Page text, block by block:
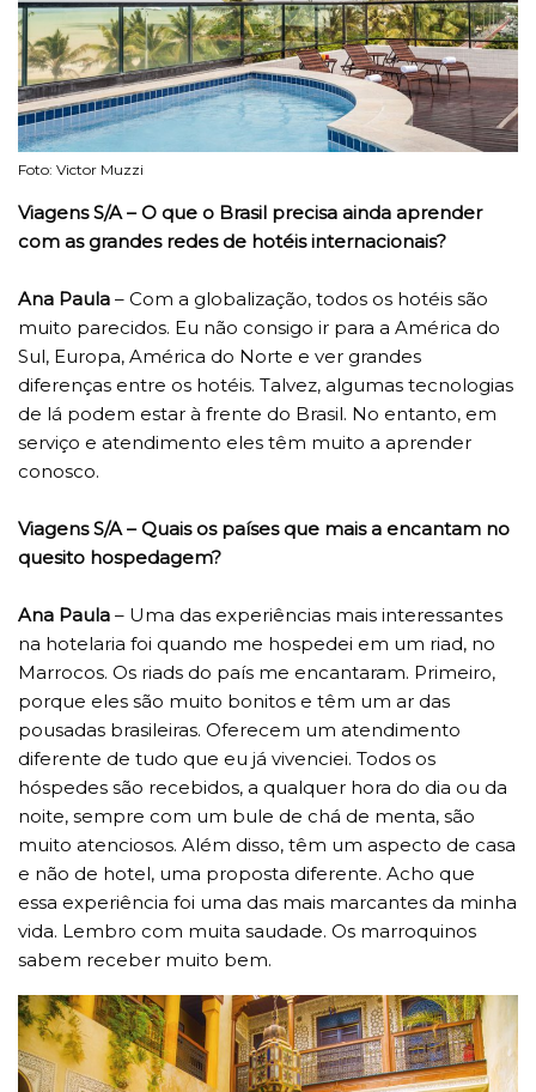
Foto: Victor Muzzi
Viagens S/A – O que o Brasil precisa ainda aprender
com as grandes redes de hotéis internacionais?
Ana Paula – Com a globalização, todos os hotéis são
muito parecidos. Eu não consigo ir para a América do
Sul, Europa, América do Norte e ver grandes
diferenças entre os hotéis. Talvez, algumas tecnologias
de lá podem estar à frente do Brasil. No entanto, em
serviço e atendimento eles têm muito a aprender
conosco.
Viagens S/A – Quais os países que mais a encantam no
quesito hospedagem?
Ana Paula – Uma das experiências mais interessantes
na hotelaria foi quando me hospedei em um riad, no
Marrocos. Os riads do país me encantaram. Primeiro,
porque eles são muito bonitos e têm um ar das
pousadas brasileiras. Oferecem um atendimento
diferente de tudo que eu já vivenciei. Todos os
hóspedes são recebidos, a qualquer hora do dia ou da
noite, sempre com um bule de chá de menta, são
muito atenciosos. Além disso, têm um aspecto de casa
e não de hotel, uma proposta diferente. Acho que
essa experiência foi uma das mais marcantes da minha
vida. Lembro com muita saudade. Os marroquinos
sabem receber muito bem.